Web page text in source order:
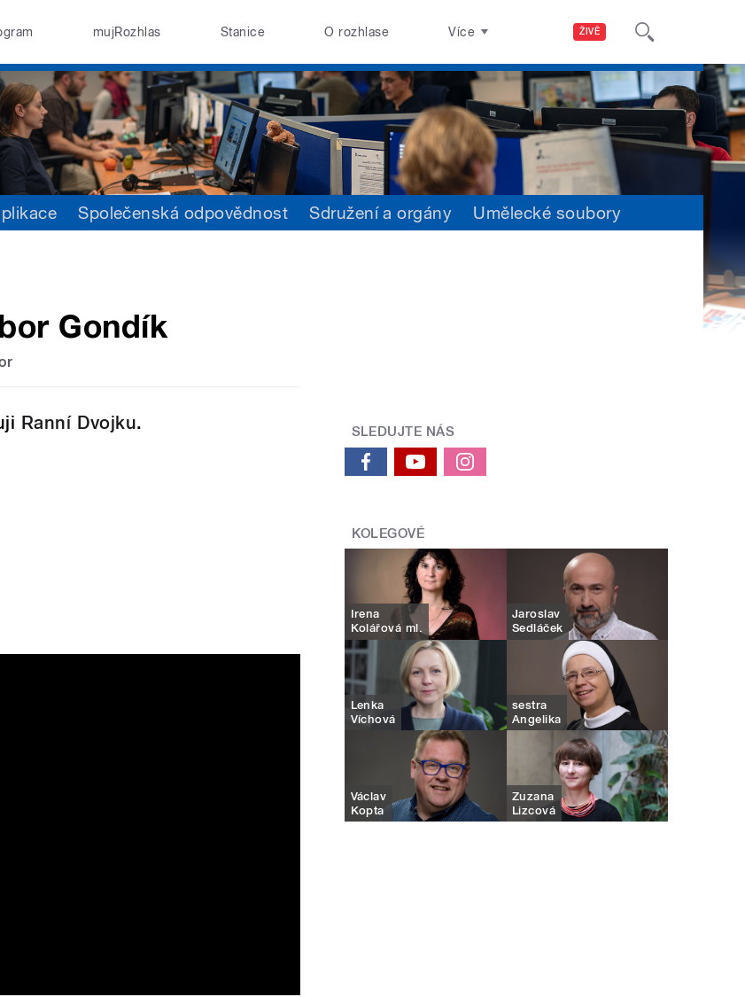
ŽIVĚ
mujRozhlas Stanice O rozhlase Více
Společenská odpovědnost Sdružení a orgány Umělecké soubory
Gondík
Ranní Dvojku. SLEDUJTE NÁS
KOLEGOVÉ
Irena
Kolářová ml.
Jaroslav
Sedláček
Lenka
Víchová
sestra
Angelika
Václav
Kopta
Zuzana
Lizcová